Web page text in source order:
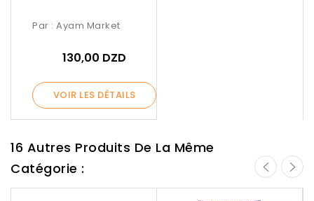
Par : Ayam Market
130,00 DZD
VOIR LES DÉTAILS
16 Autres Produits De La Même
Catégorie :